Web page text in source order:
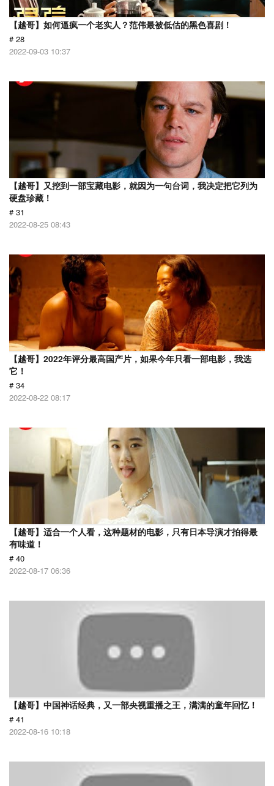
【越哥】如何逼疯一个老实人？范伟最被低估的黑色喜剧！
# 28
2022-09-03 10:37
【越哥】又挖到一部宝藏电影，就因为一句台词，我决定把它列为
硬盘珍藏！
# 31
2022-08-25 08:43
【越哥】2022年评分最高国产片，如果今年只看一部电影，我选
它！
# 34
2022-08-22 08:17
【越哥】适合一个人看，这种题材的电影，只有日本导演才拍得最
有味道！
# 40
2022-08-17 06:36
【越哥】中国神话经典，又一部央视重播之王，满满的童年回忆！
# 41
2022-08-16 10:18